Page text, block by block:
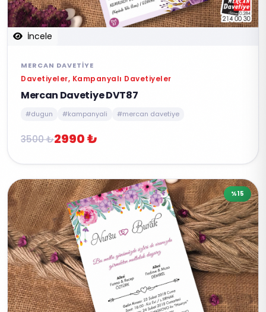
İncele
MERCAN DAVETIYE
Davetiyeler, Kampanyalı Davetiyeler
Mercan Davetiye DVT87
#dugun #kampanyali #mercan davetiye
3500 ₺2990 ₺
%15